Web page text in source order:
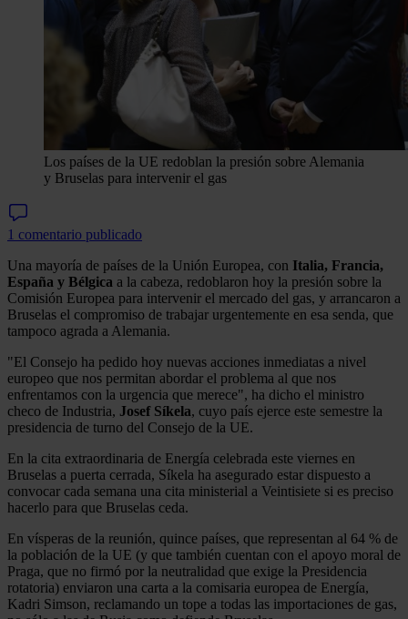
Los países de la UE redoblan la presión sobre Alemania
y Bruselas para intervenir el gas
1 comentario publicado
Una mayoría de países de la Unión Europea, con Italia, Francia,
España y Bélgica a la cabeza, redoblaron hoy la presión sobre la
Comisión Europea para intervenir el mercado del gas, y arrancaron a
Bruselas el compromiso de trabajar urgentemente en esa senda, que
tampoco agrada a Alemania.
"El Consejo ha pedido hoy nuevas acciones inmediatas a nivel
europeo que nos permitan abordar el problema al que nos
enfrentamos con la urgencia que merece", ha dicho el ministro
checo de Industria, Josef Síkela, cuyo país ejerce este semestre la
presidencia de turno del Consejo de la UE.
En la cita extraordinaria de Energía celebrada este viernes en
Bruselas a puerta cerrada, Síkela ha asegurado estar dispuesto a
convocar cada semana una cita ministerial a Veintisiete si es preciso
hacerlo para que Bruselas ceda.
En vísperas de la reunión, quince países, que representan al 64 % de
la población de la UE (y que también cuentan con el apoyo moral de
Praga, que no firmó por la neutralidad que exige la Presidencia
rotatoria) enviaron una carta a la comisaria europea de Energía,
Kadri Simson, reclamando un tope a todas las importaciones de gas,